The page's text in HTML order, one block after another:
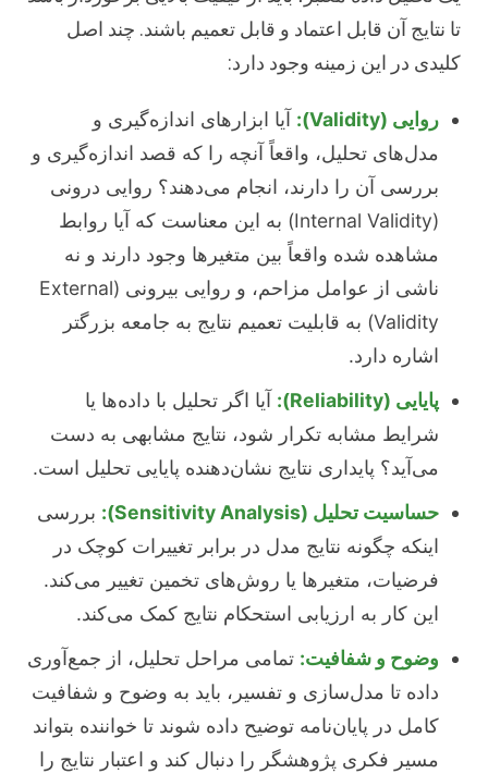
تا نتایج آن قابل اعتماد و قابل تعمیم باشند. چند اصل
کلیدی در این زمینه وجود دارد:
روایی (Validity):
آیا ابزارهای اندازه‌گیری و
مدل‌های تحلیل، واقعاً آنچه را که قصد اندازه‌گیری و
بررسی آن را دارند، انجام می‌دهند؟ روایی درونی
(Internal Validity) به این معناست که آیا روابط
مشاهده شده واقعاً بین متغیرها وجود دارند و نه
ناشی از عوامل مزاحم، و روایی بیرونی (External
Validity) به قابلیت تعمیم نتایج به جامعه بزرگتر
اشاره دارد.
پایایی (Reliability):
آیا اگر تحلیل با داده‌ها یا
شرایط مشابه تکرار شود، نتایج مشابهی به دست
می‌آید؟ پایداری نتایج نشان‌دهنده پایایی تحلیل است.
حساسیت تحلیل (Sensitivity Analysis):
بررسی
اینکه چگونه نتایج مدل در برابر تغییرات کوچک در
فرضیات، متغیرها یا روش‌های تخمین تغییر می‌کند.
این کار به ارزیابی استحکام نتایج کمک می‌کند.
وضوح و شفافیت: تمامی مراحل تحلیل، از جمع‌آوری
داده تا مدل‌سازی و تفسیر، باید به وضوح و شفافیت
کامل در پایان‌نامه توضیح داده شوند تا خواننده بتواند
مسیر فکری پژوهشگر را دنبال کند و اعتبار نتایج را